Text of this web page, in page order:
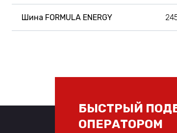
Шина FORMULA ENERGY
БЫСТРЫЙ
ОПЕРАТОРОМ